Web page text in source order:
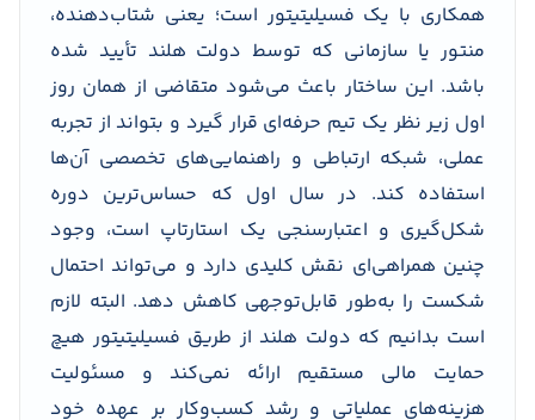
همکاری با یک فسیلیتیتور است؛ یعنی شتاب‌دهنده،
منتور یا سازمانی که توسط دولت هلند تأیید شده
باشد. این ساختار باعث می‌شود متقاضی از همان روز
اول زیر نظر یک تیم حرفه‌ای قرار گیرد و بتواند از تجربه
عملی، شبکه ارتباطی و راهنمایی‌های تخصصی آن‌ها
استفاده کند. در سال اول که حساس‌ترین دوره
شکل‌گیری و اعتبارسنجی یک استارتاپ است، وجود
چنین همراهی‌ای نقش کلیدی دارد و می‌تواند احتمال
شکست را به‌طور قابل‌توجهی کاهش دهد. البته لازم
است بدانیم که دولت هلند از طریق فسیلیتیتور هیچ
حمایت مالی مستقیم ارائه نمی‌کند و مسئولیت
هزینه‌های عملیاتی و رشد کسب‌وکار بر عهده خود